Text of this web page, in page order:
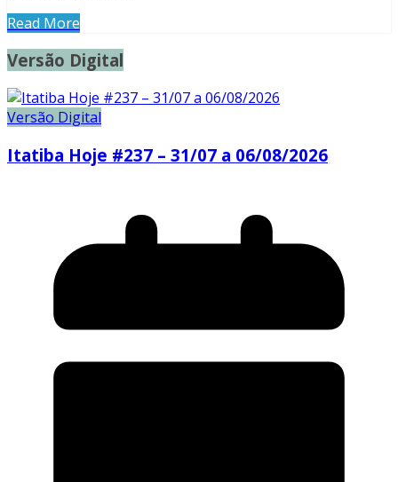
Read More
Versão Digital
Versão Digital
Itatiba Hoje #237 – 31/07 a 06/08/2026